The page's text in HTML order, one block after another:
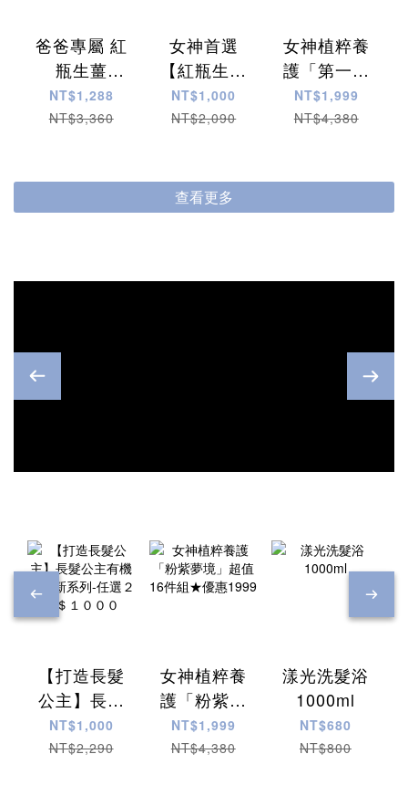
爸爸專屬 紅
瓶生薑
1000ml 任
選3瓶
NT$1,288
NT$3,360
女神首選
【紅瓶生薑
洗護系列】
優惠價
NT$1,000
NT$2,090
女神植粹養
護「第一代
紅瓶」超值
16件組★優
NT$1,999
NT$4,380
查看更多
【打造長髮
公主】長髮
公主有機植
萃新系列-任
NT$1,000
NT$2,290
女神植粹養
護「粉紫夢
境」超值16
件組★優惠
NT$1,999
NT$4,380
漾光洗髮浴
1000ml
NT$680
NT$800